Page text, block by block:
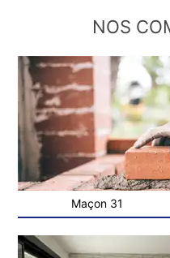
NOS
Maçon 31